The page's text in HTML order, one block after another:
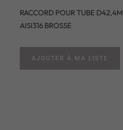
RACCORD POUR TUBE
AISI316 BROSSE
AJOUTER À MA LISTE